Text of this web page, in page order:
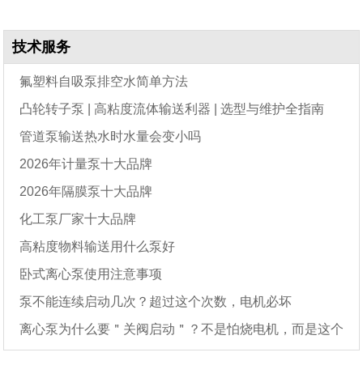
技术服务
氟塑料自吸泵排空水简单方法
凸轮转子泵 | 高粘度流体输送利器 | 选型与维护全指南
管道泵输送热水时水量会变小吗
2026年计量泵十大品牌
2026年隔膜泵十大品牌
化工泵厂家十大品牌
高粘度物料输送用什么泵好
卧式离心泵使用注意事项
泵不能连续启动几次？超过这个次数，电机必坏
离心泵为什么要＂关阀启动＂？不是怕烧电机，而是这个